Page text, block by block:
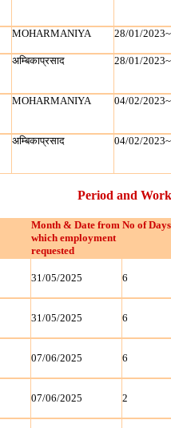
MOHARMANIYA 28/01/
अम्बिकाप्रसाद 28/01/
MOHARMANIYA 04/02/
अम्बिकाप्रसाद 04/02/
Period and
Month & Date from
which employment
requested
No of Days
31/05/2025 6
31/05/2025 6
07/06/2025 6
07/06/2025 2